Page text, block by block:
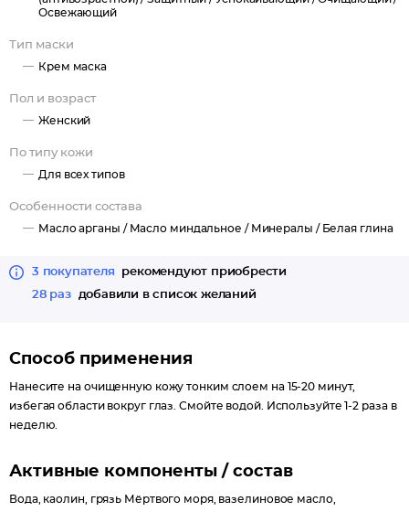
Освежающий
Тип маски
Крем маска
Пол и возраст
Женский
По типу кожи
Для всех типов
Особенности состава
Масло арганы / Масло миндальное / Минералы / Белая глина
3 покупателя
рекомендуют приобрести
28 раз
добавили в список желаний
Способ применения
Нанесите на очищенную кожу тонким слоем на 15-20 минут,
избегая области вокруг глаз. Смойте водой. Используйте 1-2 раза в
неделю.
Активные компоненты / состав
Вода, каолин, грязь Мёртвого моря, вазелиновое масло,